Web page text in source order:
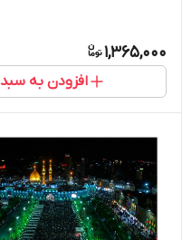
1,365,000
افزودن به سبد